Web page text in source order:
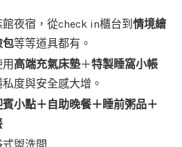
夜宿，從check in櫃台到 情境繪
包等等道具都有。
高端充氣床墊＋特製睡窩小帳
私度與安全感大增。
賓小點＋自助晚餐＋睡前粥品＋